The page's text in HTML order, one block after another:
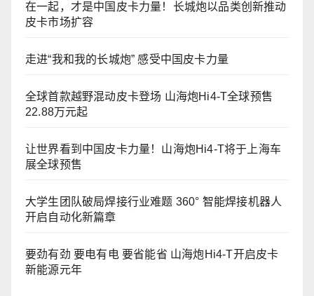
在一起，才是中国皮卡力量！长城炮以品类创新推动
皮卡市场扩容
走进“我和我的长城炮” 感受中国皮卡力量
全球首款越野混动皮卡登场 山海炮Hi4-T全球预售
22.88万元起
让世界看到中国皮卡力量！山海炮Hi4-T将于上海车
展全球预售
大学生团队破局焊接行业难题 360° 智能焊接机器人
开启自动化新篇章
要劲有劲 要电有电 要省能省 山海炮Hi4-T开启皮卡
新能源元年